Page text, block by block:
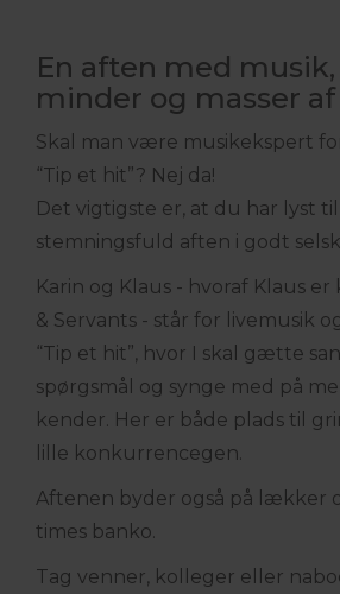
En aften med musik,
minder og masser
Skal man være musikekspert
“Tip et hit”? Nej da!
Det vigtigste er, at du har lyst til
stemningsfuld aften i godt
Karin og Klaus - hvoraf Klaus
& Servants - står for livemusik
“Tip et hit”, hvor I skal gætte
spørgsmål og synge med på
kender. Her er både plads til
lille konkurrencegen.
Aftenen byder også på lækker
times banko.
Tag venner, kolleger eller